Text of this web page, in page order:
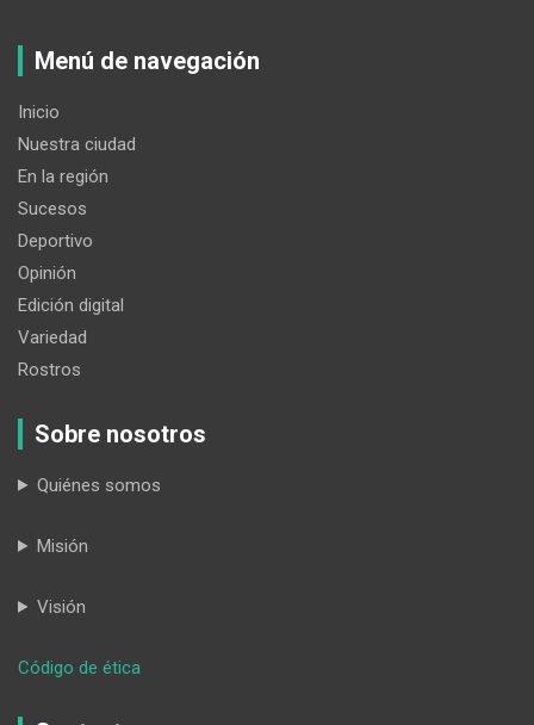
Menú de navegación
Inicio
Nuestra ciudad
En la región
Sucesos
Deportivo
Opinión
Edición digital
Variedad
Rostros
Sobre nosotros
Quiénes somos
Misión
Visión
Código de ética